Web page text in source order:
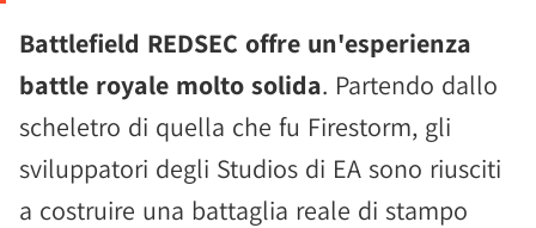
Battlefield REDSEC offre un'esperienza
battle royale molto solida. Partendo dallo
scheletro di quella che fu Firestorm, gli
sviluppatori degli Studios di EA sono riusciti
a costruire una battaglia reale di stampo